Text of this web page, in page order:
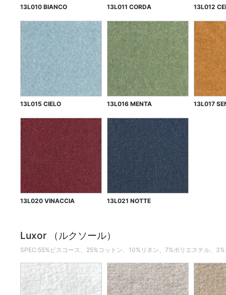
13L010 BIANCO 13L011 CORDA 13L012
13L015 CIELO 13L016 MENTA 13L017
13L020 VINACCIA 13L021 NOTTE
Luxor （ルクソール）
SPEC:55%ビスコース、25%コットン、10%リネン、7%ポリエステル、